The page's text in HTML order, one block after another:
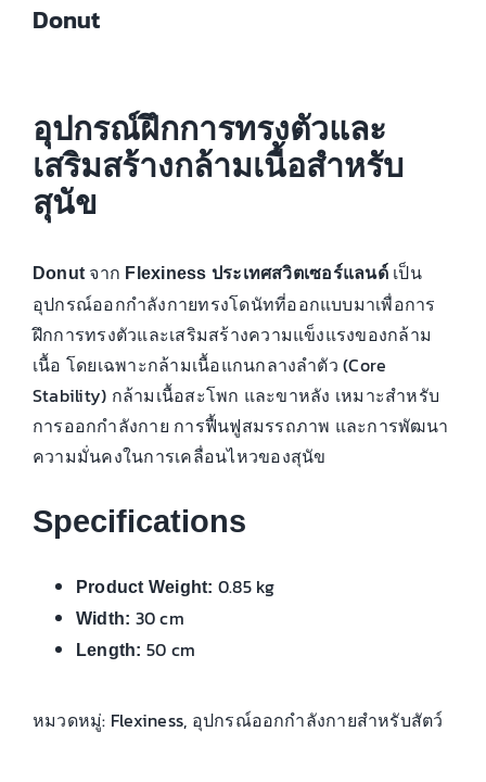
Donut
อุปกรณ์ฝึกการทรงตัวและ
เสริมสร้างกล้ามเนื้อสำหรับ
สุนัข
Donutจาก Flexiness ประเทศสวิตเซอร์แลนด์เป็น
อุปกรณ์ออกกำลังกายทรงโดนัทที่ออกแบบมาเพื่อการ
ฝึกการทรงตัวและเสริมสร้างความแข็งแรงของกล้าม
เนื้อ โดยเฉพาะกล้ามเนื้อแกนกลางลำตัว (Core
Stability) กล้ามเนื้อสะโพก และขาหลัง เหมาะสำหรับ
การออกกำลังกาย การฟื้นฟูสมรรถภาพ และการพัฒนา
ความมั่นคงในการเคลื่อนไหวของสุนัข
Specifications
Product Weight: 0.85 kg
Width: 30 cm
Length: 50 cm
หมวดหมู่: Flexiness, อุปกรณ์ออกกำลังกายสำหรับสัตว์